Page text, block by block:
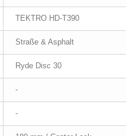
TEKTRO HD-T390
Straße & Asphalt
Ryde Disc 30
-
-